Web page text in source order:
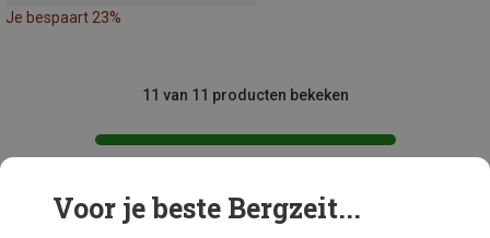
Je bespaart 23%
11 van 11 producten bekeken
Voor je beste Bergzeit...